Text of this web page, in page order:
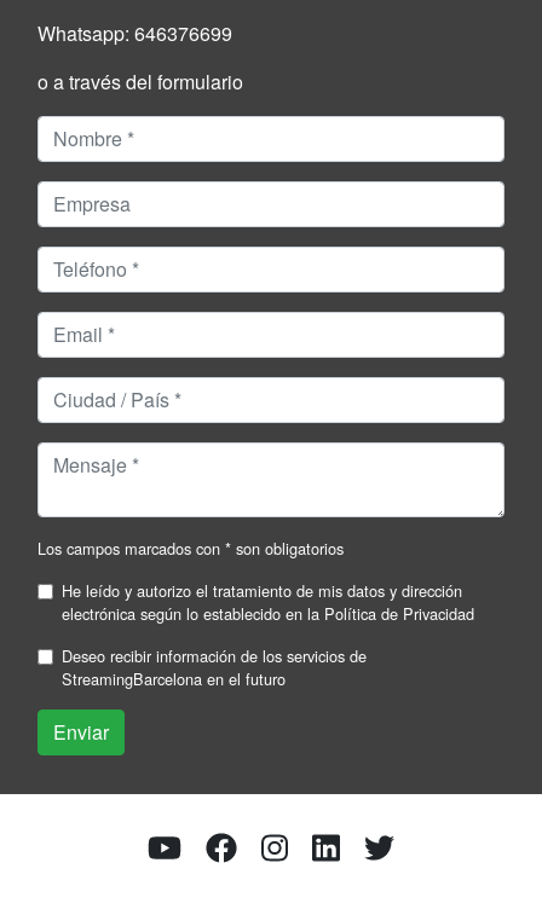
Whatsapp: 646376699
o a través del formulario
Los campos marcados con * son obligatorios
He leído y autorizo el tratamiento de mis datos y dirección
electrónica según lo establecido en la Política de Privacidad
Deseo recibir información de los servicios de
StreamingBarcelona en el futuro